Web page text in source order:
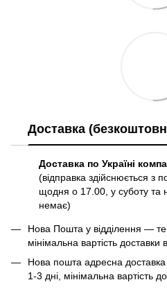
Доставка
Доставка по Україні
(відправка здійснюється з
щодня о 17.00, у суботу та
немає)
Нова Пошта у відділення —
мінімальна вартість доставки
Нова пошта адресна
1-3 дні, мінімальна вартість